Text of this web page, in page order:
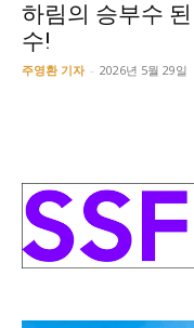
하림의 승부수 된
수!
주영환 기자 - 2026년 5월 29일